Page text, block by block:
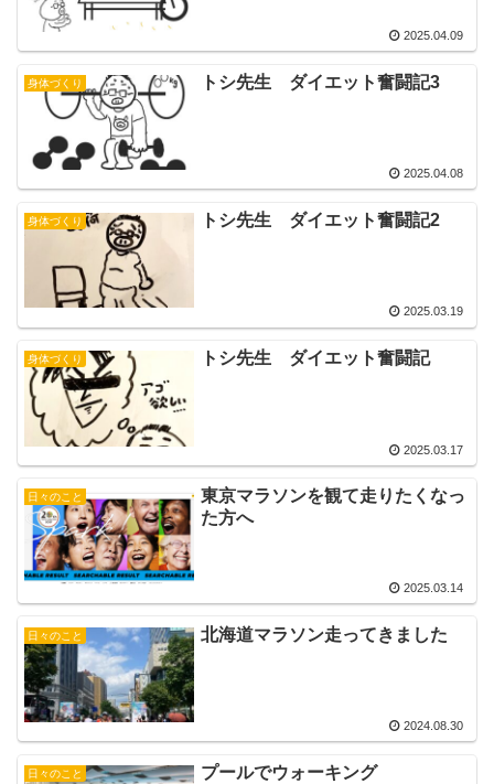
2025.04.09
身体づくり トシ先生 ダイエット奮闘記3
2025.04.08
身体づくり トシ先生 ダイエット奮闘記2
2025.03.19
身体づくり トシ先生 ダイエット奮闘記
2025.03.17
日々のこと
東京マラソンを観て走りたくなっ
た方へ
2025.03.14
日々のこと 北海道マラソン走ってきました
2024.08.30
日々のこと プールでウォーキング